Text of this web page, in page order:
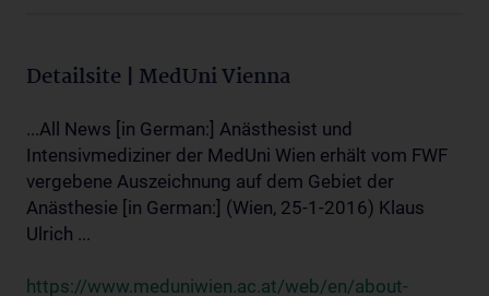
Detailsite | MedUni Vienna
...All News [in German:] Anästhesist und
Intensivmediziner der MedUni Wien erhält vom FWF
vergebene Auszeichnung auf dem Gebiet der
Anästhesie [in German:] (Wien, 25-1-2016) Klaus
Ulrich ...
https://www.meduniwien.ac.at/web/en/about-